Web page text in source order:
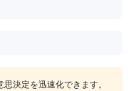
決定を迅速化できます。